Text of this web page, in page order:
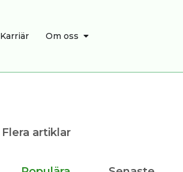
Karriär Om oss ÖPPNA OM OSS
Flera artiklar